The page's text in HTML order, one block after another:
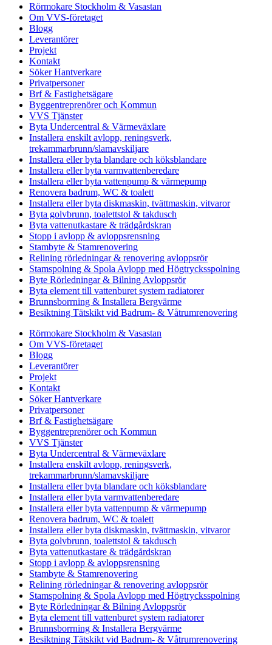
Rörmokare Stockholm & Vasastan
Om VVS-företaget
Blogg
Leverantörer
Projekt
Kontakt
Söker Hantverkare
Privatpersoner
Brf & Fastighetsägare
Byggentreprenörer och Kommun
VVS Tjänster
Byta Undercentral & Värmeväxlare
Installera enskilt avlopp, reningsverk,
trekammarbrunn/slamavskiljare
Installera eller byta blandare och köksblandare
Installera eller byta varmvattenberedare
Installera eller byta vattenpump & värmepump
Renovera badrum, WC & toalett
Installera eller byta diskmaskin, tvättmaskin, vitvaror
Byta golvbrunn, toalettstol & takdusch
Byta vattenutkastare & trädgårdskran
Stopp i avlopp & avloppsrensning
Stambyte & Stamrenovering
Relining rörledningar & renovering avloppsrör
Stamspolning & Spola Avlopp med Högtrycksspolning
Byte Rörledningar & Bilning Avloppsrör
Byta element till vattenburet system radiatorer
Brunnsborrning & Installera Bergvärme
Besiktning Tätskikt vid Badrum- & Våtrumrenovering
Rörmokare Stockholm & Vasastan
Om VVS-företaget
Blogg
Leverantörer
Projekt
Kontakt
Söker Hantverkare
Privatpersoner
Brf & Fastighetsägare
Byggentreprenörer och Kommun
VVS Tjänster
Byta Undercentral & Värmeväxlare
Installera enskilt avlopp, reningsverk,
trekammarbrunn/slamavskiljare
Installera eller byta blandare och köksblandare
Installera eller byta varmvattenberedare
Installera eller byta vattenpump & värmepump
Renovera badrum, WC & toalett
Installera eller byta diskmaskin, tvättmaskin, vitvaror
Byta golvbrunn, toalettstol & takdusch
Byta vattenutkastare & trädgårdskran
Stopp i avlopp & avloppsrensning
Stambyte & Stamrenovering
Relining rörledningar & renovering avloppsrör
Stamspolning & Spola Avlopp med Högtrycksspolning
Byte Rörledningar & Bilning Avloppsrör
Byta element till vattenburet system radiatorer
Brunnsborrning & Installera Bergvärme
Besiktning Tätskikt vid Badrum- & Våtrumrenovering